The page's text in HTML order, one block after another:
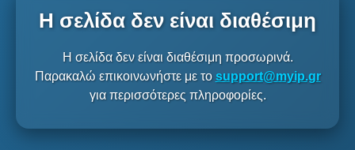
Η σελίδα δεν είναι διαθέσιμη
Η σελίδα δεν είναι διαθέσιμη προσωρινά.
Παρακαλώ επικοινωνήστε με το support@myip.gr
για περισσότερες πληροφορίες.